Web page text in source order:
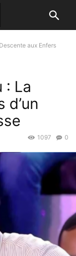
aux Enfers
: La
d’un
0
1097